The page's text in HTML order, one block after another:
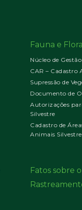
Fauna e Flora
Núcleo de
CAR – Cadastro
Supressão de
Documento de
Autorizações
Silvestre
Cadastro de
Animais
Fatos sobre